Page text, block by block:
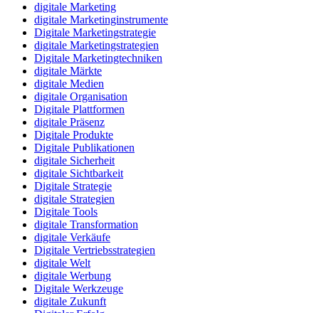
digitale Marketing
digitale Marketinginstrumente
Digitale Marketingstrategie
digitale Marketingstrategien
Digitale Marketingtechniken
digitale Märkte
digitale Medien
digitale Organisation
Digitale Plattformen
digitale Präsenz
Digitale Produkte
Digitale Publikationen
digitale Sicherheit
digitale Sichtbarkeit
Digitale Strategie
digitale Strategien
Digitale Tools
digitale Transformation
digitale Verkäufe
Digitale Vertriebsstrategien
digitale Welt
digitale Werbung
Digitale Werkzeuge
digitale Zukunft